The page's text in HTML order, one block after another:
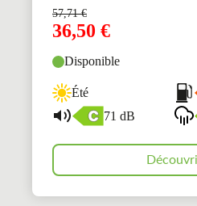
57,71€
36,50 €
Disponible
Été
71 dB